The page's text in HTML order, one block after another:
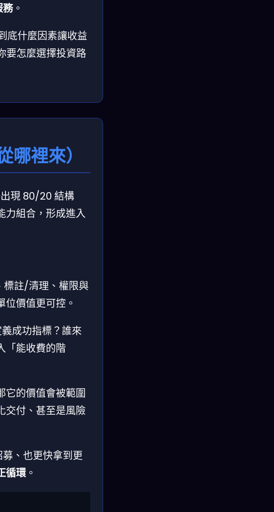
務。
底什麼因素讓收益
要怎麼選擇投資路
裡來）
現 80/20 結構
力組合，形成進入
標註/清理、權限與
價值更可控。
成功指標？誰來
「能收費的階
它的價值會被範圍
交付、甚至是風險
、也更快拿到更
循環。